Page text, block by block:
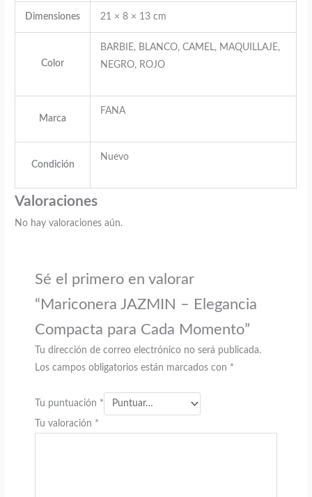
Dimensiones 21 × 8 × 13 cm
Color
BARBIE, BLANCO, CAMEL, MAQUILLAJE,
NEGRO, ROJO
Marca
FANA
Condición
Nuevo
Valoraciones
No hay valoraciones aún.
Sé el primero en valorar
“Mariconera JAZMIN – Elegancia
Compacta para Cada Momento”
Tu dirección de correo electrónico no será publicada.
Los campos obligatorios están marcados con *
Tu puntuación *
Tu valoración *